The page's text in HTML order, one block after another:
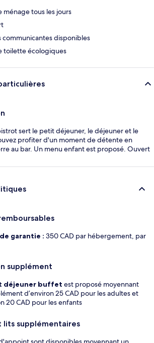
ménage tous les jours
communicantes disponibles
toilette écologiques
sert le petit déjeuner, le déjeuner et le
profiter d'un moment de détente en
au bar. Un menu enfant est proposé. Ouvert
garantie : 350 CAD par hébergement, par
supplément
déjeuner buffet est proposé moyennant
d’environ 25 CAD pour les adultes et
20 CAD pour les enfants
lits supplémentaires